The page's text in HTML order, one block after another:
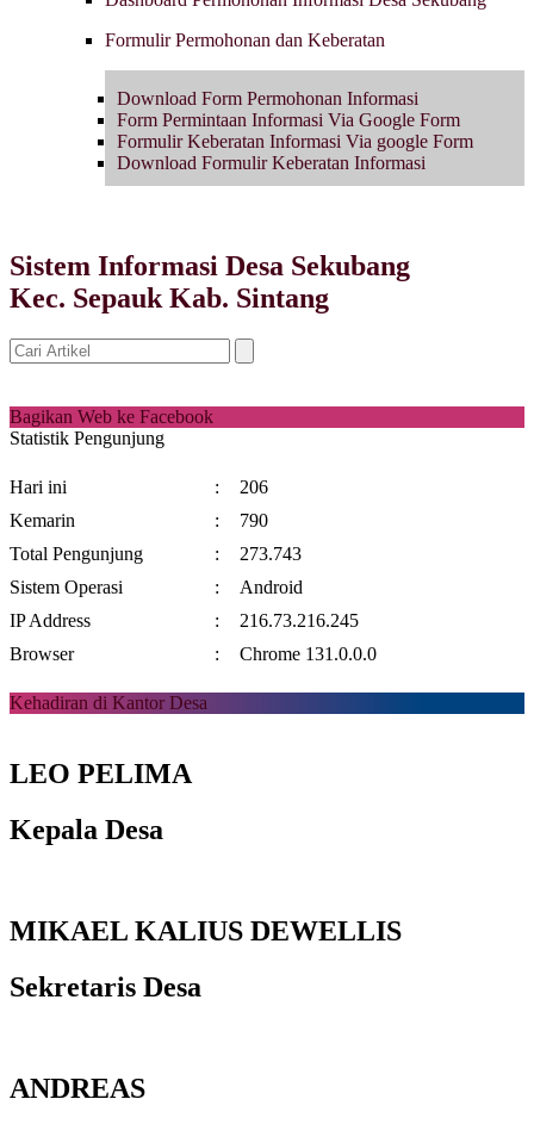
Formulir Permohonan dan Keberatan
Download Form Permohonan Informasi
Form Permintaan Informasi Via Google Form
Formulir Keberatan Informasi Via google Form
Download Formulir Keberatan Informasi
Sistem Informasi Desa Sekubang
Kec. Sepauk Kab. Sintang
Bagikan Web ke Facebook
Statistik Pengunjung
Hari ini :
206
Kemarin
:
790
Total Pengunjung
:
273.743
Sistem Operasi
:
Android
IP Address
:
216.73.216.245
Browser
: Chrome 131.0.0.0
Kehadiran di Kantor Desa
LEO PELIMA
Kepala Desa
MIKAEL KALIUS DEWELLIS
Sekretaris Desa
ANDREAS